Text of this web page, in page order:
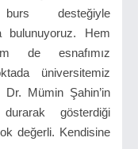
burs desteğiyle
bulunuyoruz. Hem
de esnafımız
üniversitemiz
Mümin Şahin’in
gösterdiği
değerli. Kendisine